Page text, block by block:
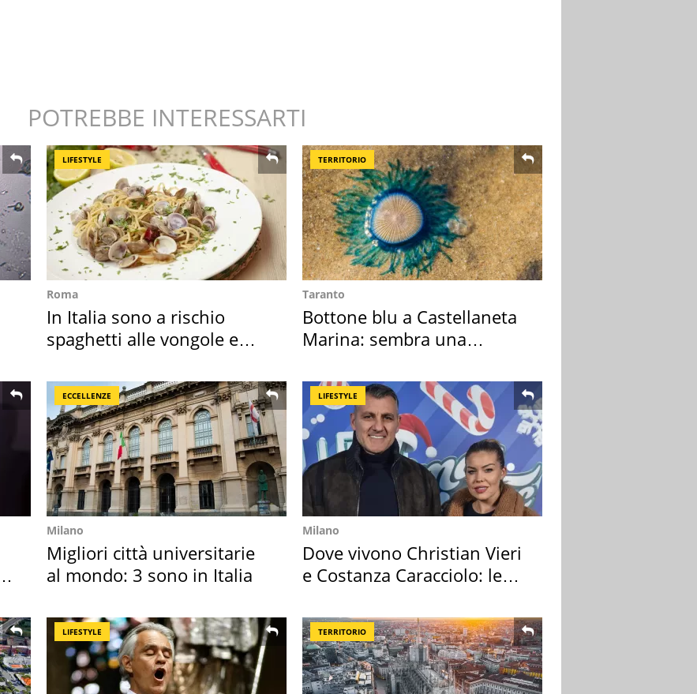
POTREBBE INTERESSARTI
LIFESTYLE
Roma
In Italia sono a rischio
spaghetti alle vongole e
TERRITORIO
Taranto
Bottone blu a Castellaneta
Marina: sembra una
ECCELLENZE
Milano
Migliori città universitarie
al mondo: 3 sono in Italia
LIFESTYLE
Milano
Dove vivono Christian Vieri
e Costanza Caracciolo: le
LIFESTYLE TERRITORIO